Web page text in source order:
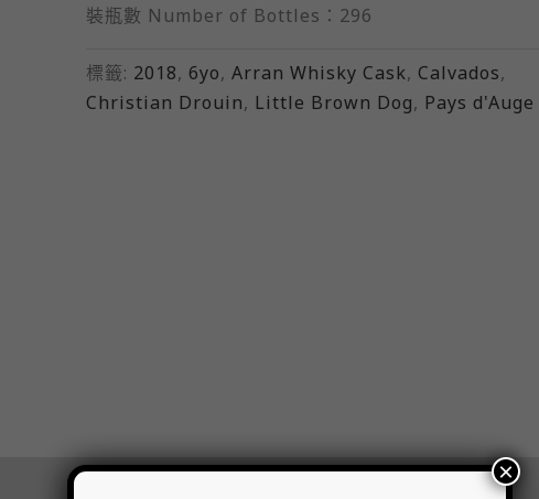
裝瓶數 Number of Bottles：296
標籤: 2018, 6yo, Arran Whisky Cask, Calvados,
Christian Drouin, Little Brown Dog, Pays d'Auge
×